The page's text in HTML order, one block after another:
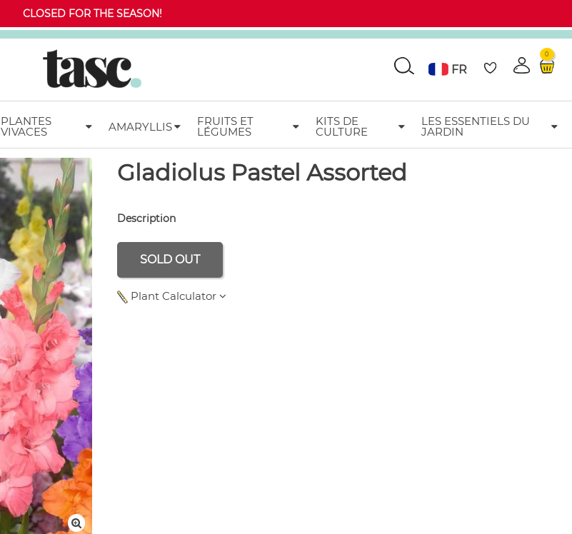
CLOSED FOR THE SEASON!
Go FR
0
PLANTES
VIVACES AMARYLLIS FRUITS ET
LÉGUMES
KITS DE
CULTURE
LES ESSENTIELS DU
JARDIN
Gladiolus Pastel Assorted
Description
SOLD OUT
Plant Calculator